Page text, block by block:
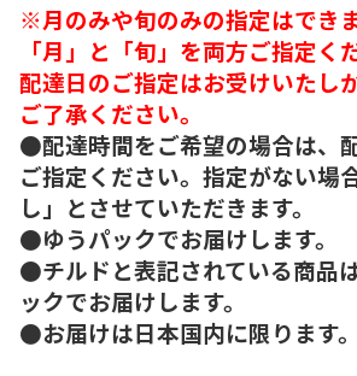
※月のみや旬のみの指定はでき
「月」と「旬」を両方ご指定く
配達日のご指定はお受けいたし
ご了承ください。
●配達時間をご希望の場合は、
ご指定ください。指定がない場
し」とさせていただきます。
●ゆうパックでお届けします。
●チルドと表記されている商品
ックでお届けします。
●お届けは日本国内に限ります。